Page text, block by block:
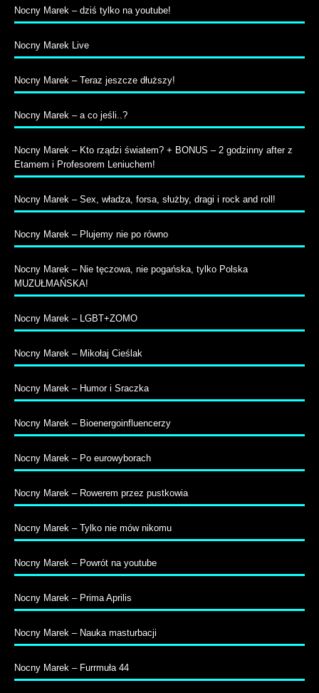
Nocny Marek – dziś tylko na youtube!
Nocny Marek Live
Nocny Marek – Teraz jeszcze dłuższy!
Nocny Marek – a co jeśli..?
Nocny Marek – Kto rządzi światem? + BONUS – 2 godzinny after z
Etamem i Profesorem Leniuchem!
Nocny Marek – Sex, władza, forsa, służby, dragi i rock and roll!
Nocny Marek – Plujemy nie po równo
Nocny Marek – Nie tęczowa, nie pogańska, tylko Polska
MUZUŁMAŃSKA!
Nocny Marek – LGBT+ZOMO
Nocny Marek – Mikołaj Cieślak
Nocny Marek – Humor i Sraczka
Nocny Marek – Bioenergoinfluencerzy
Nocny Marek – Po eurowyborach
Nocny Marek – Rowerem przez pustkowia
Nocny Marek – Tylko nie mów nikomu
Nocny Marek – Powrót na youtube
Nocny Marek – Prima Aprilis
Nocny Marek – Nauka masturbacji
Nocny Marek – Furrmuła 44